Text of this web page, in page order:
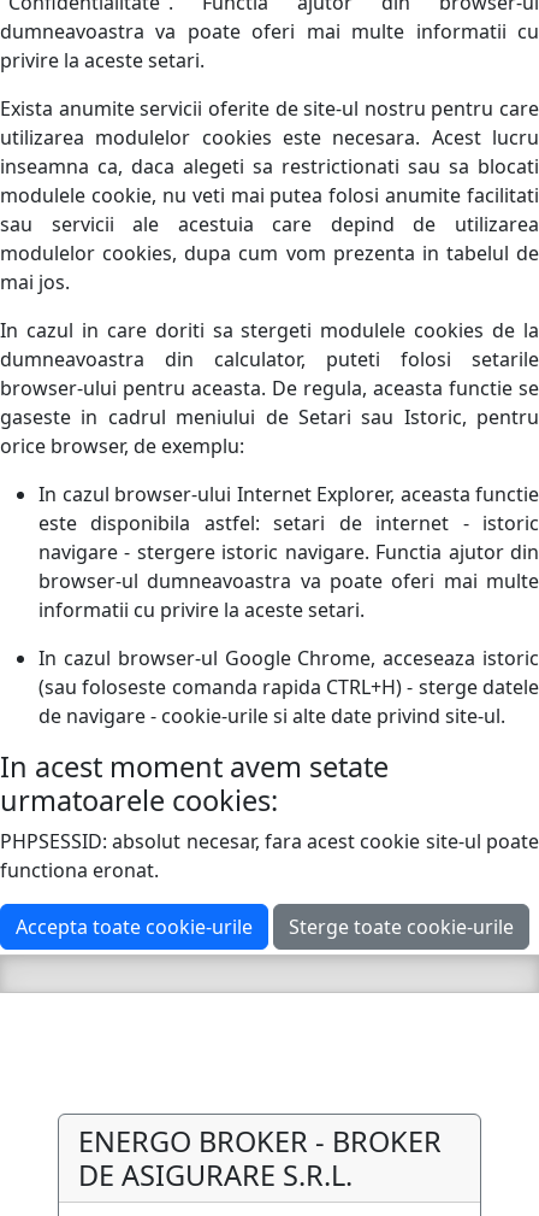
dumneavoastra va poate oferi mai multe informatii cu
privire la aceste setari.
Exista anumite servicii oferite de site-ul nostru pentru care
utilizarea modulelor cookies este necesara. Acest lucru
inseamna ca, daca alegeti sa restrictionati sau sa blocati
modulele cookie, nu veti mai putea folosi anumite facilitati
sau servicii ale acestuia care depind de utilizarea
modulelor cookies, dupa cum vom prezenta in tabelul de
mai jos.
In cazul in care doriti sa stergeti modulele cookies de la
dumneavoastra din calculator, puteti folosi setarile
browser-ului pentru aceasta. De regula, aceasta functie se
gaseste in cadrul meniului de Setari sau Istoric, pentru
orice browser, de exemplu:
In cazul browser-ului Internet Explorer, aceasta functie
este disponibila astfel: setari de internet - istoric
navigare - stergere istoric navigare. Functia ajutor din
browser-ul dumneavoastra va poate oferi mai multe
informatii cu privire la aceste setari.
In cazul browser-ul Google Chrome, acceseaza istoric
(sau foloseste comanda rapida CTRL+H) - sterge datele
de navigare - cookie-urile si alte date privind site-ul.
In acest moment avem setate
urmatoarele cookies:
PHPSESSID: absolut necesar, fara acest cookie site-ul poate
functiona eronat.
Accepta toate cookie-urile Sterge toate cookie-urile
ENERGO BROKER - BROKER
DE ASIGURARE S.R.L.